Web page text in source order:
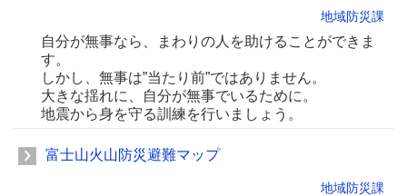
地域防災課
自分が無事なら、まわりの人を助けることができま
す。
しかし、無事は”当たり前”ではありません。
大きな揺れに、自分が無事でいるために。
地震から身を守る訓練を行いましょう。
富士山火山防災避難マップ
地域防災課